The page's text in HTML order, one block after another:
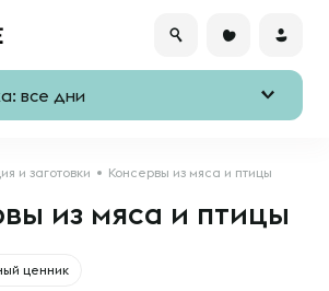
все дни
и заготовки Консервы из мяса и птицы
из мяса и птицы
ценник